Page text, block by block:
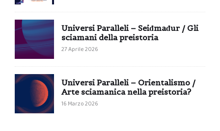
Universi Paralleli – Seiđmađur / Gli
sciamani della preistoria
27 Aprile 2026
Universi Paralleli – Orientalismo /
Arte sciamanica nella preistoria?
16 Marzo 2026